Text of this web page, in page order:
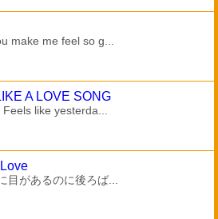
make me feel so g...
A LOVE SONG
like yesterda...
目があるのに後ろば...